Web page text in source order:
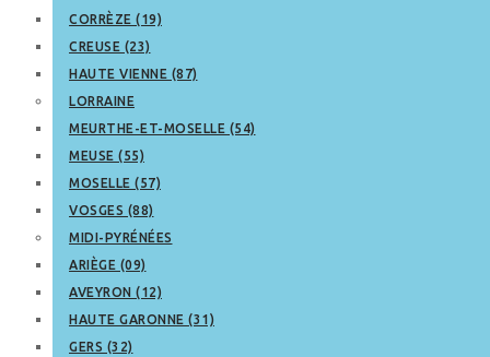
CORRÈZE (19)
CREUSE (23)
HAUTE VIENNE (87)
LORRAINE
MEURTHE-ET-MOSELLE (54)
MEUSE (55)
MOSELLE (57)
VOSGES (88)
MIDI-PYRÉNÉES
ARIÈGE (09)
AVEYRON (12)
HAUTE GARONNE (31)
GERS (32)